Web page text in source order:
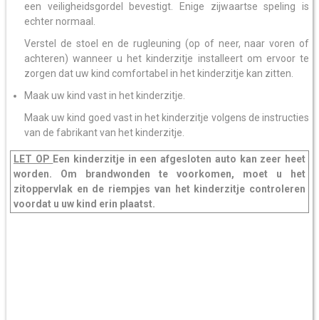
een veiligheidsgordel bevestigt. Enige zijwaartse speling is
echter normaal.
Verstel de stoel en de rugleuning (op of neer, naar voren of
achteren) wanneer u het kinderzitje installeert om ervoor te
zorgen dat uw kind comfortabel in het kinderzitje kan zitten.
Maak uw kind vast in het kinderzitje.
Maak uw kind goed vast in het kinderzitje volgens de instructies
van de fabrikant van het kinderzitje.
LET OP Een kinderzitje in een afgesloten auto kan zeer heet
worden. Om brandwonden te voorkomen, moet u het
zitoppervlak en de riempjes van het kinderzitje controleren
voordat u uw kind erin plaatst.